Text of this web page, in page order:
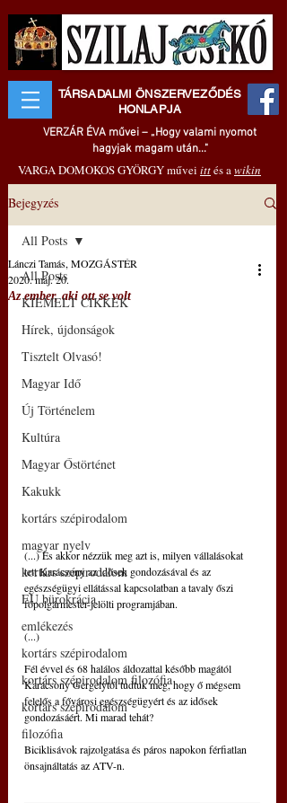
TÁRSADALMI ÖNSZERVEZŐDÉS
HONLAPJA
VERZÁR ÉVA művei – „Hogy valami nyomot
hagyjak magam után..."
VARGA DOMOKOS GYÖRGY művei ittés awikin
Bejegyzés
All Posts
KIEMELT CIKKEK
Hírek, újdonságok
Tisztelt Olvasó!
Magyar Idő
Új Történelem
Kultúra
Magyar Őstörténet
Kakukk
kortárs szépirodalom
magyar nyelv
kortárs szépirodalom
EU bürokrácia
emlékezés
kortárs szépirodalom
kortárs szépirodalom filozófia
kortárs szépirodalom
filozófia
All Posts
Az ember, aki ott se volt
Lánczi Tamás, MOZGÁSTÉR
2020. máj. 20.
(...) És akkor nézzük meg azt is, milyen vállalásokat
tett Karácsony az idősek gondozásával és az
egészségügyi ellátással kapcsolatban a tavaly őszi
főpolgármester-jelölti programjában.
(...)
Fél évvel és 68 halálos áldozattal később magától
Karácsony Gergelytől tudtuk meg, hogy ő mégsem
felelős a fővárosi egészségügyért és az idősek
gondozásáért. Mi marad tehát?
Biciklisávok rajzolgatása és páros napokon férfiatlan
önsajnáltatás az ATV-n.